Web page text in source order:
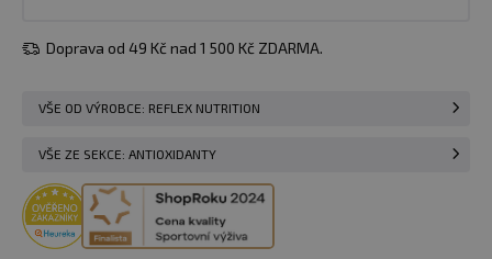
Doprava od 49 Kč nad 1 500 Kč ZDARMA.
VŠE OD VÝROBCE: REFLEX NUTRITION
VŠE ZE SEKCE: ANTIOXIDANTY